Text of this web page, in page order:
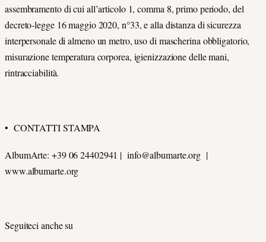
assembramento di cui all’articolo 1, comma 8, primo periodo, del
decreto-legge 16 maggio 2020, n°33, e alla distanza di sicurezza
interpersonale di almeno un metro, uso di mascherina obbligatorio,
misurazione temperatura corporea, igienizzazione delle mani,
rintracciabilità.
• CONTATTI STAMPA
AlbumArte: +39 06 24402941 | info@albumarte.org |
www.albumarte.org
Seguiteci anche su